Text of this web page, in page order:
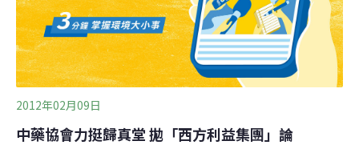
絕的說法。歸真堂指出，AAF對外事務部總監張小海帶著
幾位外國人突然造訪且沒有照規定登記，但考慮到AAF的
特殊性，經有關部門同意，決定在22日下午破例為
2012年02月09日
中藥協會力挺歸真堂 拋「西方利益集團」論